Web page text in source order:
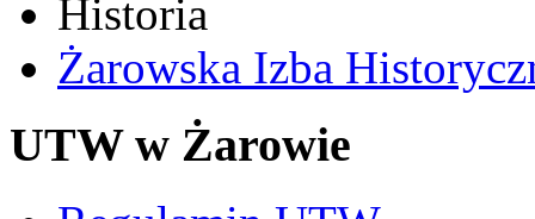
Historia
Żarowska Izba
UTW w Żarowie